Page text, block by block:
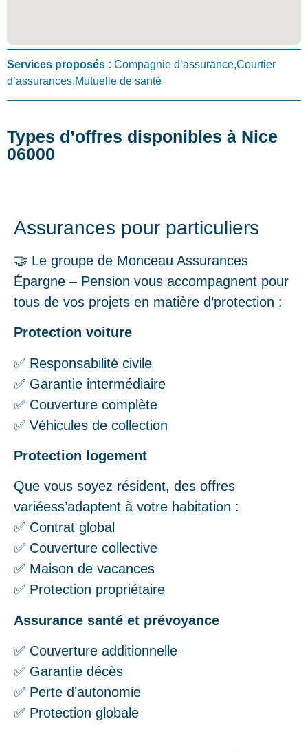
Services proposés : Compagnie d’assurance,Courtier
d’assurances,Mutuelle de santé
Types d’offres disponibles à Nice
06000
Assurances pour particuliers
🤝 Le groupe de Monceau Assurances
Épargne – Pension vous accompagnent pour
tous de vos projets en matière d’protection :
Protection voiture
✅ Responsabilité civile
✅ Garantie intermédiaire
✅ Couverture complète
✅ Véhicules de collection
Protection logement
Que vous soyez résident, des offres
variéess’adaptent à votre habitation :
✅ Contrat global
✅ Couverture collective
✅ Maison de vacances
✅ Protection propriétaire
Assurance santé et prévoyance
✅ Couverture additionnelle
✅ Garantie décès
✅ Perte d’autonomie
✅ Protection globale